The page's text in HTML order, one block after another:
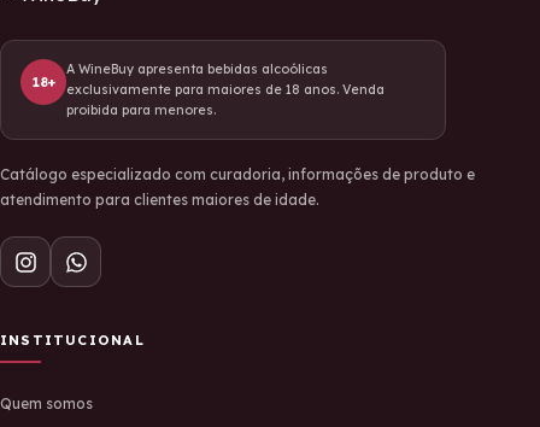
18+
A WineBuy apresenta bebidas alcoólicas
exclusivamente para maiores de 18 anos. Venda
proibida para menores.
Catálogo especializado com curadoria, informações de produto e
atendimento para clientes maiores de idade.
INSTITUCIONAL
Quem somos